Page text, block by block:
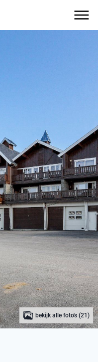
bekijk alle foto's (21)